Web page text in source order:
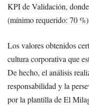
KPI de Validación,
(mínimo requerido: 70
Los valores obtenidos
cultura corporativa que
De hecho, el análisis
responsabilidad y la
por la plantilla de El